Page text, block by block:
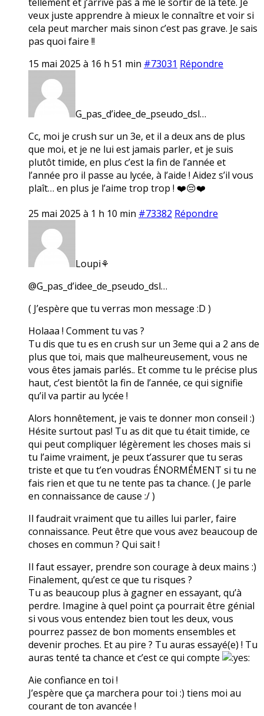
veux juste apprendre à mieux le connaître et voir si
cela peut marcher mais sinon c’est pas grave. Je sais
pas quoi faire !!
15 mai 2025 à 16 h 51 min #73031 Répondre
G_pas_d’idee_de_pseudo_dsl…
Cc, moi je crush sur un 3e, et il a deux ans de plus
que moi, et je ne lui est jamais parler, et je suis
plutôt timide, en plus c’est la fin de l’année et
l’année pro il passe au lycée, à l’aide ! Aidez s’il vous
plaît… en plus je l’aime trop trop ! ❤️😔❤️
25 mai 2025 à 1 h 10 min #73382 Répondre
Loupi⚘️
@G_pas_d’idee_de_pseudo_dsl…
( J’espère que tu verras mon message :D )
Holaaa ! Comment tu vas ?
Tu dis que tu es en crush sur un 3eme qui a 2 ans de
plus que toi, mais que malheureusement, vous ne
vous êtes jamais parlés.. Et comme tu le précise plus
haut, c’est bientôt la fin de l’année, ce qui signifie
qu’il va partir au lycée !
Alors honnêtement, je vais te donner mon conseil :)
Hésite surtout pas! Tu as dit que tu était timide, ce
qui peut compliquer légèrement les choses mais si
tu l’aime vraiment, je peux t’assurer que tu seras
triste et que tu t’en voudras ÉNORMÉMENT si tu ne
fais rien et que tu ne tente pas ta chance. ( Je parle
en connaissance de cause :/ )
Il faudrait vraiment que tu ailles lui parler, faire
connaissance. Peut être que vous avez beaucoup de
choses en commun ? Qui sait !
Il faut essayer, prendre son courage à deux mains :)
Finalement, qu’est ce que tu risques ?
Tu as beaucoup plus à gagner en essayant, qu’à
perdre. Imagine à quel point ça pourrait être génial
si vous vous entendez bien tout les deux, vous
pourrez passez de bon moments ensembles et
devenir proches. Et au pire ? Tu auras essayé(e) ! Tu
auras tenté ta chance et c’est ce qui compte
Aie confiance en toi !
J’espère que ça marchera pour toi :) tiens moi au
courant de ton avancée !